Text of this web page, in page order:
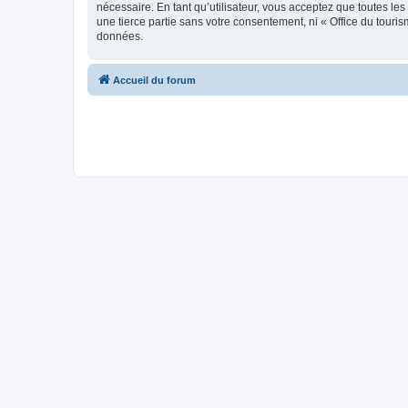
nécessaire. En tant qu’utilisateur, vous acceptez que toutes
une tierce partie sans votre consentement, ni « Office du
données.
Accueil du forum